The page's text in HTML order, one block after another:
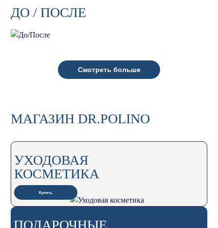
ДО / ПОСЛЕ
Смотреть больше
МАГАЗИН DR.POLINO
УХОДОВАЯ
КОСМЕТИКА
Купить